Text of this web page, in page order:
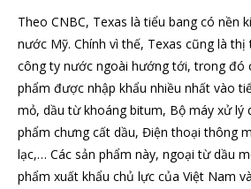
Theo CNBC, Texas là tiểu bang có nền
nước Mỹ. Chính vì thế, Texas cũng là
công ty nước ngoài hướng tới, trong đó
phẩm được nhập khẩu nhiều nhất vào
mỏ, dầu từ khoáng bitum, Bộ máy xử lý
phẩm chưng cất dầu, Điện thoại thông
lạc,… Các sản phẩm này, ngoại từ dầu
phẩm xuất khẩu chủ lực của Việt Nam